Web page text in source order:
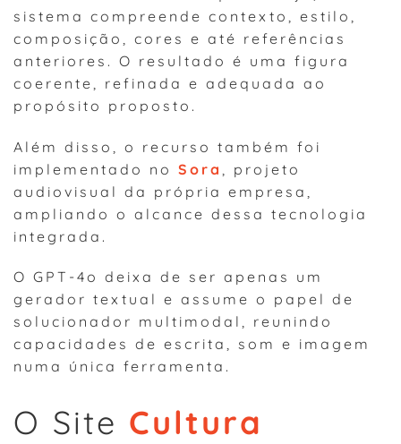
sistema compreende contexto, estilo,
composição, cores e até referências
anteriores. O resultado é uma figura
coerente, refinada e adequada ao
propósito proposto.
Além disso, o recurso também foi
implementado no Sora
, projeto
audiovisual da própria empresa,
ampliando o alcance dessa tecnologia
integrada.
O GPT-4o deixa de ser apenas um
gerador textual e assume o papel de
solucionador multimodal, reunindo
capacidades de escrita, som e imagem
numa única ferramenta.
O Site Cultura